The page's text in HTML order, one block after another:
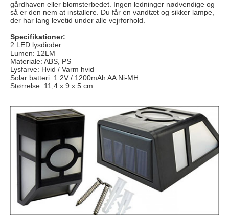
gårdhaven eller blomsterbedet. Ingen ledninger nødvendige og
så er den nem at installere. Du får en vandtæt og sikker lampe,
der har lang levetid under alle vejrforhold.
Specifikationer:
2 LED lysdioder
Lumen: 12LM
Materiale: ABS, PS
Lysfarve: Hvid / Varm hvid
Solar batteri: 1.2V / 1200mAh AA Ni-MH
Størrelse: 11,4 x 9 x 5 cm.